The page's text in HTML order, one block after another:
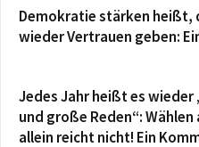
Demokratie stärken heißt,
wieder Vertrauen geben:
Jedes Jahr heißt es wieder
und große Reden“: Wählen
allein reicht nicht! Ein